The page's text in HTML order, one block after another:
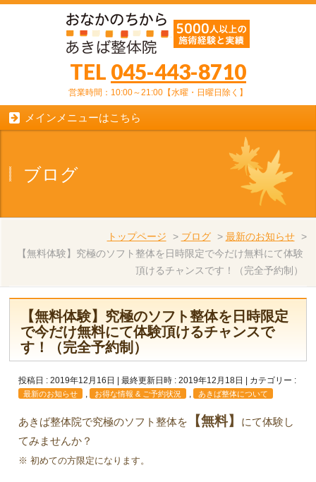
TEL 045-443-8710
営業時間：10:00～21:00【水曜・日曜日除く】
メインメニューはこちら
ブログ
トップページ > ブログ > 最新のお知らせ >
【無料体験】究極のソフト整体を日時限定で今だけ無料にて体験
頂けるチャンスです！（完全予約制）
【無料体験】究極のソフト整体を日時限定
で今だけ無料にて体験頂けるチャンスで
す！（完全予約制）
投稿日 : 2019年12月16日 最終更新日時 : 2019年12月18日 カテゴリー :
最新のお知らせ お得な情報 & ご予約状況 あきば整体について
あきば整体院で究極のソフト整体を 【無料】
にて体験し
てみませんか？
※ 初めての方限定になります。